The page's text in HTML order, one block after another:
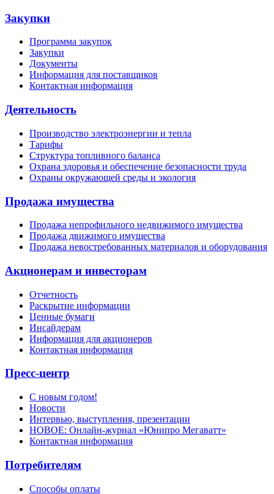
Закупки
Программа закупок
Закупки
Документы
Информация для поставщиков
Контактная информация
Деятельность
Производство электроэнергии и тепла
Тарифы
Структура топливного баланса
Охрана здоровья и обеспечение безопасности труда
Охраны окружающей среды и экология
Продажа имущества
Продажа непрофильного недвижимого имущества
Продажа движимого имущества
Продажа невостребованных материалов и оборудования
Акционерам и инвесторам
Отчетность
Раскрытие информации
Ценные бумаги
Инсайдерам
Информация для акционеров
Контактная информация
Пресс-центр
С новым годом!
Новости
Интервью, выступления, презентации
НОВОЕ: Онлайн-журнал «Юнипро Мегаватт»
Контактная информация
Потребителям
Способы оплаты